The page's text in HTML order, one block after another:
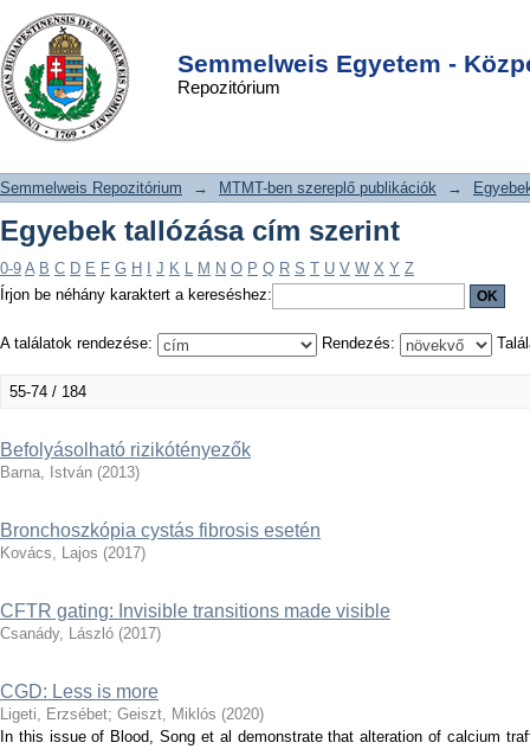
Semmelweis Egyetem -
Repozitórium
Egyebek tallózása cím szerint
DSpace/Manakin Repository
Semmelweis Repozitórium → MTMT-ben szereplő publikációk →
Egyebek tallózása cím szerint
0-9 A B C D E F G H J K L M N O P Q R S T U V W X Y Z
Írjon be néhány karaktert a kereséshez:
A találatok rendezése: Rendezés:
55-74 / 184
Befolyásolható rizikótényezők
Barna, István (2013)
Bronchoszkópia cystás fibrosis esetén
Kovács, Lajos (2017)
CFTR gating: Invisible transitions made visible
Csanády, László (2017)
CGD: Less is more
Ligeti, Erzsébet; Geiszt, Miklós (2020)
In this issue of Blood, Song et al demonstrate that alteration of calcium